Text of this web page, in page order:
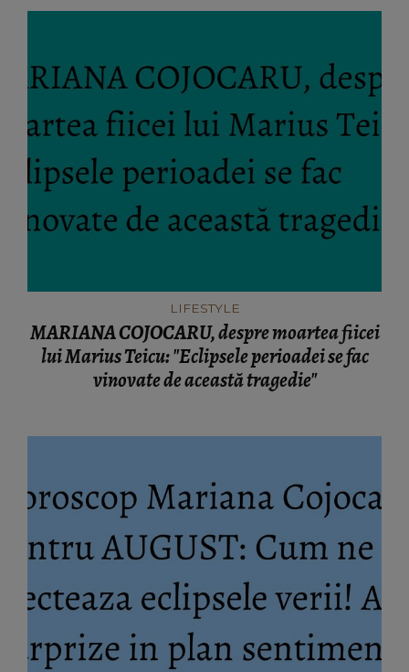
LIFESTYLE
MARIANA COJOCARU, despre moartea fiicei
lui Marius Teicu: "Eclipsele perioadei se fac
vinovate de această tragedie"